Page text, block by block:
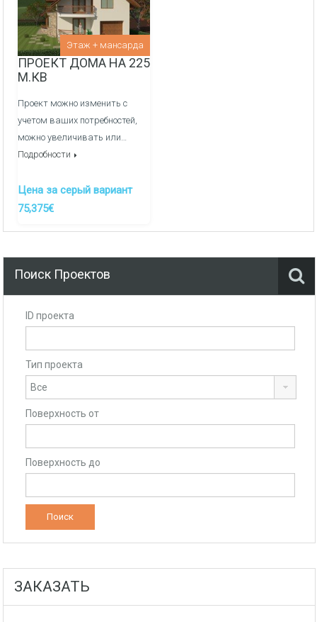
Внутреняя отделка:
Перегородочные стен из фортана
Медные электрические сети и распределительный
Заливка полов полусухой механизированной
гребенки, котельная -
Этаж + мансарда
ПРОЕКТ ДОМА НА 225
М.КВ
Проект можно изменить с
учетом ваших потребностей,
можно увеличивать или…
Подробности
Цена за серый вариант
75,375€
Поиск Проектов
ID проекта
Тип проекта
Поверхность от
Поверхность до
ЗАКАЗАТЬ